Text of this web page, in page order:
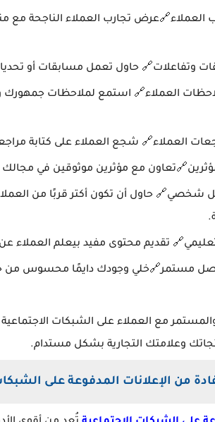
العملاء🔗عرض تجارب العملاء الناجحة مع
وتفاعلات🔗 حاول تعمل مسابقات أو
العملاء🔗 استمع لملاحظات جمهورك
العملاء🔗 شجع العملاء على كتابة
مع مؤثرين موثوقين في مجالك
شخصي🔗 حاول أن تكون أكتر قربًا من
تقديم محتوى مفيد بيعلم العملاء
مستمر🔗خلي وجودك دايمًا محسوس
مع العملاء على الشبكات
وعلامتك التجارية بشكل مستدام.
من الإعلانات المدفوعة على